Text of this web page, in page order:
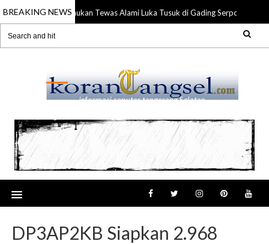
BREAKING NEWS
Anggota TNI Ditemukan Tewas Alami Luka Tusuk di Gading Serpong
RANSEL
informasi seputar tangerang Selatan
DP3AP2KB Siapkan 2.968